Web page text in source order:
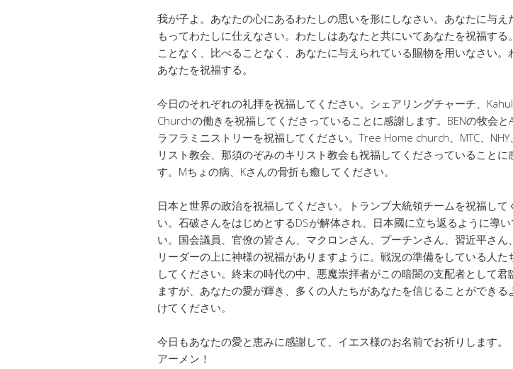
我が子よ。あなたの心にあるわたしの思いを形にしなさい。あなたに与え
もってわたしに仕えなさい。わたしはあなたと共にいてあなたを祝福する
ことなく、比べることなく、あなたに与えられている賜物を用いなさい。
あなたを祝福する。
今日のそれぞれの礼拝を祝福してください。シェアリングチャーチ、
Churchの働きを祝福してくださっていることに感謝します。BENの牧会と
ラフラミニストリーを祝福してください。Tree Home church、MTC、NHY
リスト教会、那須のぞみのキリスト教会も祝福してくださっていることに
す。Mちょの病、Kさんの骨折も癒してください。
日本と世界の政治を祝福してください。トランプ大統領チームを祝福して
い。石破さんをはじめとするDSが解体され、日本國に立ち返るように導い
い。国会議員、官僚の皆さん、マクロンさん、プーチンさん、習近平さん
リーダーの上に神様の祝福がありますように。戦況の準備をしている人た
してください。終末の時代の中、悪魔崇拝者がこの暗闇の支配者として君
ますが、あなたの愛が輝き、多くの人たちがあなたを信じることができる
けてください。
今日もあなたの愛と恵みに感謝して、イエス様のお名前でお祈りします。
アーメン！